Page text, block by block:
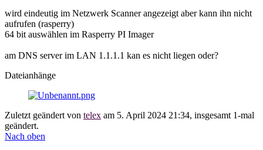
wird eindeutig im Netzwerk Scanner angezeigt aber kann ihn nicht
aufrufen (rasperry)
64 bit auswählen im Rasperry PI Imager
am DNS server im LAN 1.1.1.1 kan es nicht liegen oder?
Dateianhänge
Zuletzt geändert von telex am 5. April 2024 21:34, insgesamt 1-mal
geändert.
Nach oben